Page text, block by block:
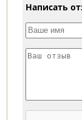
Написать